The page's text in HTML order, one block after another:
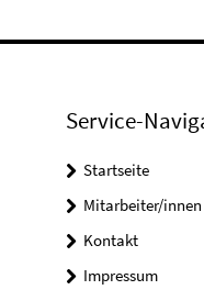
Service-
Startseite
Mitarbeiter/innen
Kontakt
Impressum